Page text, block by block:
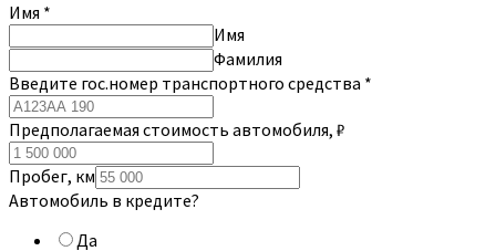
Имя *
Имя
Фамилия
Введите гос.номер транспортного средства *
Предполагаемая стоимость автомобиля, ₽
Пробег, км
Автомобиль в кредите?
Да